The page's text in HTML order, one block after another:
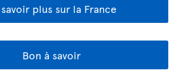
plus sur la France
Bon à savoir